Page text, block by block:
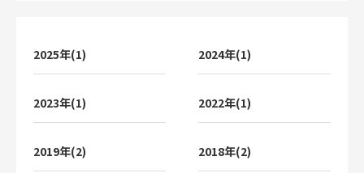
2025年(1) 2024年(1)
2023年(1) 2022年(1)
2019年(2) 2018年(2)